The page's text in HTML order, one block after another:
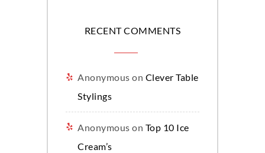
RECENT COMMENTS
Anonymous on Clever Table
Stylings
Anonymous on Top 10 Ice
Cream’s